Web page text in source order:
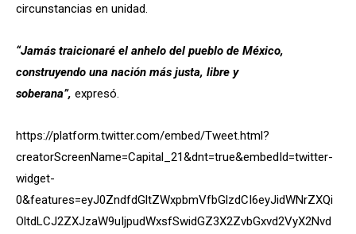
circunstancias en unidad.
“Jamás traicionaré el anhelo del pueblo de México,
construyendo una nación más justa, libre y
soberana”, expresó.
https://platform.twitter.com/embed/Tweet.html?
creatorScreenName=Capital_21&dnt=true&embedId=twitter-
widget-
0&features=eyJ0ZndfdGltZWxpbmVfbGlzdCI6eyJidWNrZXQi
OltdLCJ2ZXJzaW9uIjpudWxsfSwidGZ3X2ZvbGxvd2VyX2Nvd